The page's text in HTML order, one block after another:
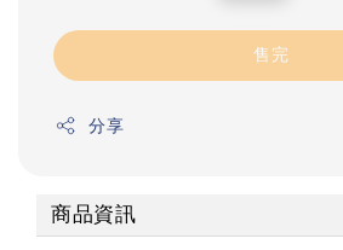
售完
分享
商品資訊